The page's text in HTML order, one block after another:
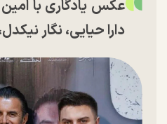
عکس یادگاری با
دارا حیایی، نگار